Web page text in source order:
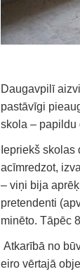
Daugavpilī
pastāvīgi
skola – papildu
Iepriekš
acīmredzot,
– viņi bija
pretendenti
minēto. Tāpēc
Atkarībā no
eiro vērtajā